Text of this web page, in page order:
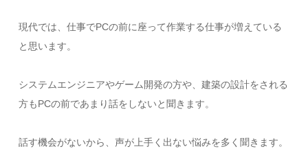
現代では、仕事でPCの前に座って作業する仕事が増えている
と思います。
システムエンジニアやゲーム開発の方や、建築の設計をされる
方もPCの前であまり話をしないと聞きます。
話す機会がないから、声が上手く出ない悩みを多く聞きます。